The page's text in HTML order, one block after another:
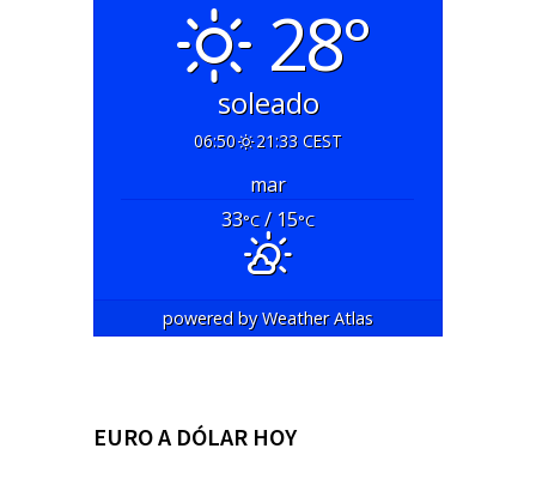
28°
soleado
06:50 21:33 CEST
mar
33°C/ 15°C
powered byWeather Atlas
EURO A DÓLAR HOY